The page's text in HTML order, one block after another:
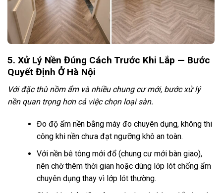
5. Xử Lý Nền Đúng Cách Trước Khi Lắp — Bước
Quyết Định Ở Hà Nội
Với đặc thù nồm ẩm và nhiều chung cư mới, bước xử lý
nền quan trọng hơn cả việc chọn loại sàn.
Đo độ ẩm nền bằng máy đo chuyên dụng, không thi
công khi nền chưa đạt ngưỡng khô an toàn.
Với nền bê tông mới đổ (chung cư mới bàn giao),
nên chờ thêm thời gian hoặc dùng lớp lót chống ẩm
chuyên dụng thay vì lớp lót thường.